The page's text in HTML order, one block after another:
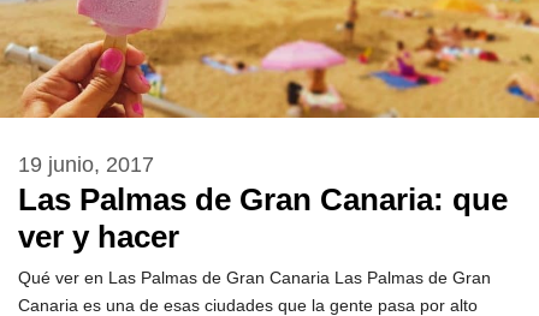
Las Palmas de Gran Canaria: que
ver y hacer
19 junio, 2017
Qué ver en Las Palmas de Gran Canaria Las Palmas de Gran
Canaria es una de esas ciudades que la gente pasa por alto